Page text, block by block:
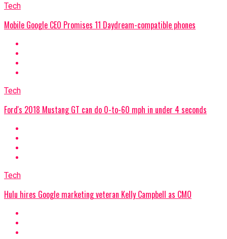
Tech
Mobile Google CEO Promises 11 Daydream-compatible phones
Tech
Ford's 2018 Mustang GT can do 0-to-60 mph in under 4 seconds
Tech
Hulu hires Google marketing veteran Kelly Campbell as CMO